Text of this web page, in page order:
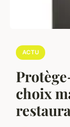
ACTU
choix